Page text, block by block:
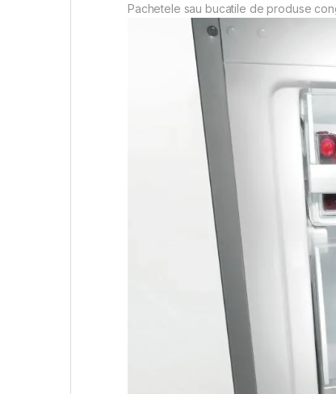
Pachetele sau bucatile de produse